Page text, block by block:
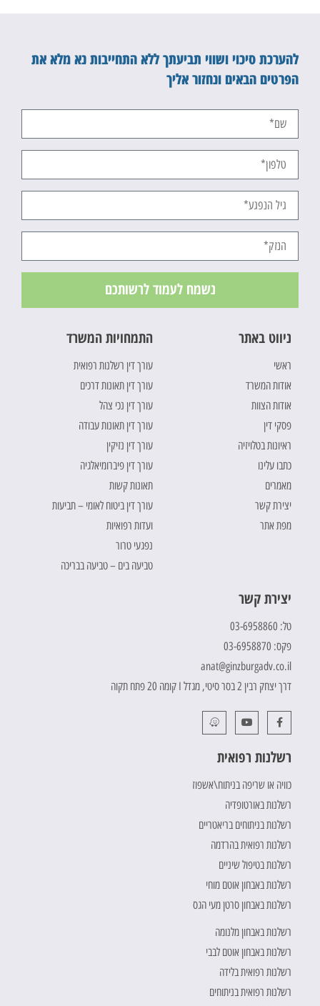
להערכת סיכוי ושווי תביעתך ללא התחייבות נא מלא את
הפרטים הבאים ונחזור אליך
נשמח לעמוד לרשותכם
ניווט באתר
ראשי
אודות המשרד
אודות הצוות
פסקי דין
ראיונות בטלויזיה
כתבו עלינו
מאמרים
יצירת קשר
מפת אתר
התמחויות המשרד
עורך דין רשלנות רפואית
עורך דין תאונות דרכים
עורך דין נכי צהל
עורך דין תאונות עבודה
עורך דין נזיקין
עורך דין פיברומיאלגיה
תאונות קשות
עורך דין ביטוח לאומי – תביעות
ועדות רפואיות
נפגעי טרור
טביעה בים – טביעה בבריכה
יצירת קשר
טל: 03-6958860
פקס: 03-6958870
anat@ginzburgadv.co.il
דרך יצחק רבין 2 בסר סיטי, מגדל I קומה 20 פתח תקוה
רשלנות רפואית
כוויה או שריפה בניתוח\אשפוז
רשלנות באורטופדיה
רשלנות בניתוחים בריאטריים
רשלנות רפואית בהרדמה
רשלנות בטיפול שיניים
רשלנות באבחון אוטם מוחי
רשלנות באבחון סרטן מעי הגס
רשלנות באבחון מלנומה
רשלנות באבחון אוטם לבבי
רשלנות רפואית בלידה
רשלנות רפואית בניתוחים